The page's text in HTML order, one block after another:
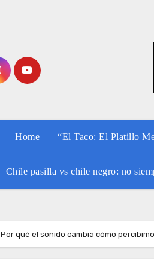
Home “El Taco: El Platillo
Chile pasilla vs chile negro: no
Por qué el sonido cambia cómo